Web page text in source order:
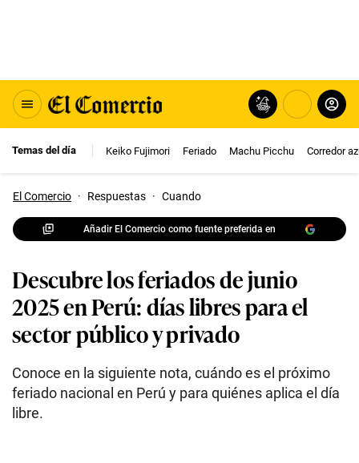
Temas del día Keiko Fujimori Feriado Machu Picchu Corredor
El Comercio · Respuestas · Cuando
Añadir El Comercio como fuente preferida en
Descubre los feriados de junio
2025 en Perú: días libres para el
sector público y privado
Conoce en la siguiente nota, cuándo es el próximo
feriado nacional en Perú y para quiénes aplica el día
libre.